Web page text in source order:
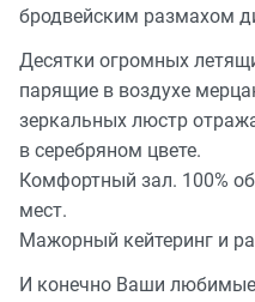
бродвейским размахом
Десятки огромных
парящие в воздухе
зеркальных люстр
в серебряном цвете.
Комфортный зал. 100%
мест.
Мажорный кейтеринг и
И конечно Ваши